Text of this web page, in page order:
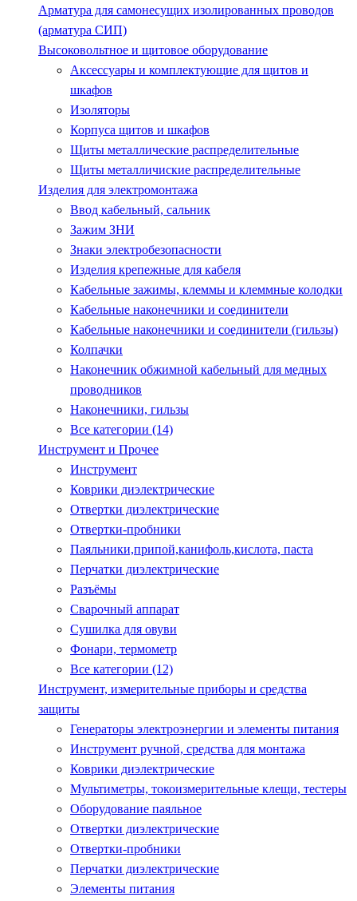
Арматура для самонесущих изолированных проводов
(арматура СИП)
Высоковольтное и щитовое оборудование
Аксессуары и комплектующие для щитов и
шкафов
Изоляторы
Корпуса щитов и шкафов
Щиты металлические распределительные
Щиты металличиские распределительные
Изделия для электромонтажа
Ввод кабельный, сальник
Зажим ЗНИ
Знаки электробезопасности
Изделия крепежные для кабеля
Кабельные зажимы, клеммы и клеммные колодки
Кабельные наконечники и соединители
Кабельные наконечники и соединители (гильзы)
Колпачки
Наконечник обжимной кабельный для медных
проводников
Наконечники, гильзы
Все категории (14)
Инструмент и Прочее
Инструмент
Коврики диэлектрические
Отвертки диэлектрические
Отвертки-пробники
Паяльники,припой,канифоль,кислота, паста
Перчатки диэлектрические
Разъёмы
Сварочный аппарат
Сушилка для овуви
Фонари, термометр
Все категории (12)
Инструмент, измерительные приборы и средства
защиты
Генераторы электроэнергии и элементы питания
Инструмент ручной, средства для монтажа
Коврики диэлектрические
Мультиметры, токоизмерительные клещи, тестеры
Оборудование паяльное
Отвертки диэлектрические
Отвертки-пробники
Перчатки диэлектрические
Элементы питания